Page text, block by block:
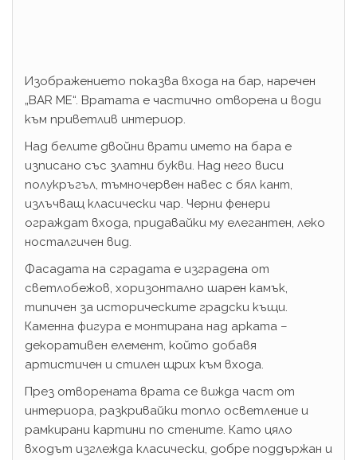
Изображението показва входа на бар, наречен
„BAR ME“. Вратата е частично отворена и води
към приветлив интериор.
Над белите двойни врати името на бара е
изписано със златни букви. Над него виси
полукръгъл, тъмночервен навес с бял кант,
излъчващ класически чар. Черни фенери
ограждат входа, придавайки му елегантен, леко
носталгичен вид.
Фасадата на сградата е изградена от
светлобежов, хоризонтално шарен камък,
типичен за историческите градски къщи.
Каменна фигура е монтирана над арката –
декоративен елемент, който добавя
артистичен и стилен щрих към входа.
През отворената врата се вижда част от
интериора, разкривайки топло осветление и
рамкирани картини по стените. Като цяло
входът изглежда класически, добре поддържан и